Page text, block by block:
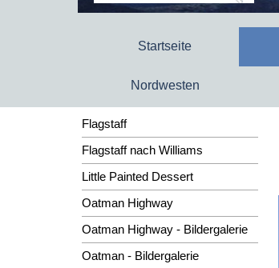
Startseite
Nordwesten
Flagstaff
Flagstaff nach Williams
Little Painted Dessert
Oatman Highway
Oatman Highway - Bildergalerie
Oatman - Bildergalerie